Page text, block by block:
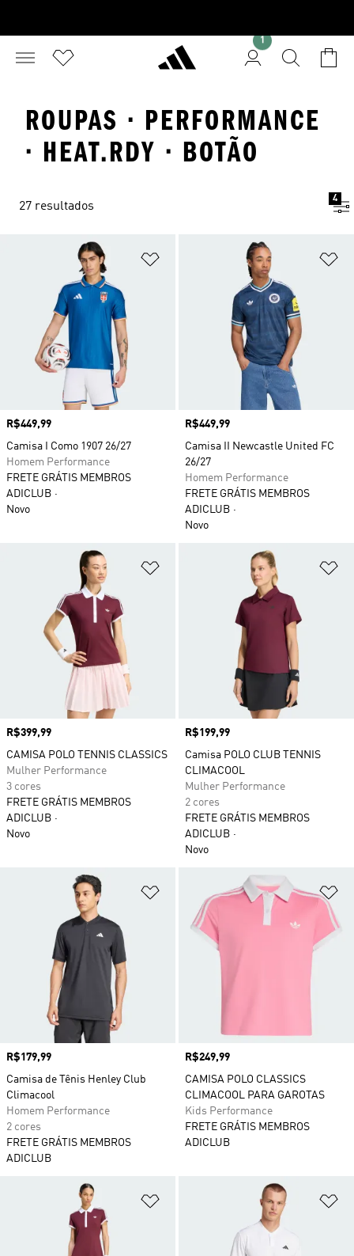
1
ROUPAS · PERFORMANCE
· HEAT.RDY · BOTÃO
27 resultados
4
Adicionar à Lista de Desejos
Preço
R$449,99
Camisa I Como 1907 26/27
Homem Performance
FRETE GRÁTIS MEMBROS
ADICLUB
Novo
Preço
R$449,99
Camisa II Newcastle United FC
26/27
Homem Performance
FRETE GRÁTIS MEMBROS
ADICLUB
Novo
Adicionar à Lista de Desejos
Preço
R$399,99
CAMISA POLO TENNIS CLASSICS
Mulher Performance
3 cores
FRETE GRÁTIS MEMBROS
ADICLUB
Novo
Preço
R$199,99
Camisa POLO CLUB TENNIS
CLIMACOOL
Mulher Performance
2 cores
FRETE GRÁTIS MEMBROS
ADICLUB
Novo
Adicionar à Lista de Desejos
Preço
R$179,99
Camisa de Tênis Henley Club
Climacool
Homem Performance
2 cores
FRETE GRÁTIS MEMBROS
ADICLUB
Preço
R$249,99
CAMISA POLO CLASSICS
CLIMACOOL PARA GAROTAS
Kids Performance
FRETE GRÁTIS MEMBROS
ADICLUB
Adicionar à Lista de Desejos